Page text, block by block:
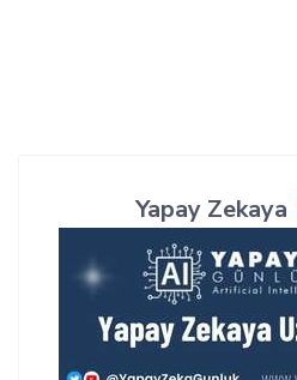
Yapay Zekaya